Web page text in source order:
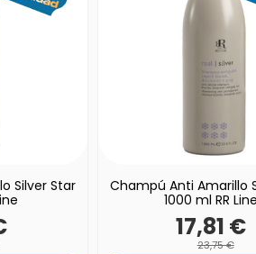
Silver Star
Champú Anti Amarillo
1000 ml RR Line
17,81 €
23,75 €